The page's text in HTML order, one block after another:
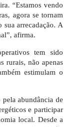
“Estamos vendo
agora se tornam
sua arrecadação. A
afirma.
tem sido
rurais, não apenas
estimulam o
abundância de
e participar
local. Desde a